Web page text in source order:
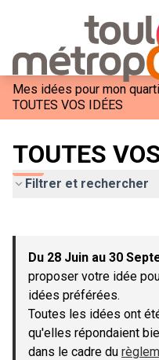
Mes idées pour mon
TOUTES VOS IDÉES
TOUTES
Filtrer et rechercher
−
Du 28 Juin au 30
proposer votre idée
idées préférées.
Toutes les idées ont
qu'elles répondaient
dans le cadre du